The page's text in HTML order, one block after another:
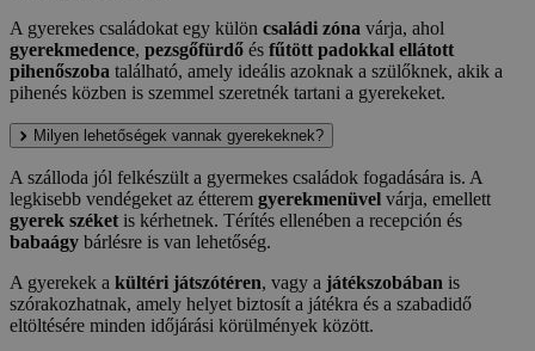
A gyerekes családokat egy külön családi zóna várja, ahol
gyerekmedence, pezsgőfürdő és fűtött padokkal ellátott
pihenőszoba található, amely ideális azoknak a szülőknek, akik a
pihenés közben is szemmel szeretnék tartani a gyerekeket.
Milyen lehetőségek vannak gyerekeknek?
A szálloda jól felkészült a gyermekes családok fogadására is. A
legkisebb vendégeket az étterem gyerekmenüvel várja, emellett
gyerek széket is kérhetnek. Térítés ellenében a recepción és
babaágy bárlésre is van lehetőség.
A gyerekek a kültéri játszótéren, vagy a játékszobában is
szórakozhatnak, amely helyet biztosít a játékra és a szabadidő
eltöltésére minden időjárási körülmények között.